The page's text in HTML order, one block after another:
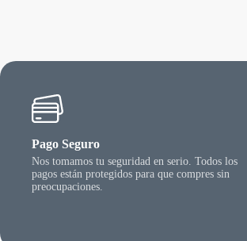
Pago Seguro
Nos tomamos tu seguridad en serio. Todos los
pagos están protegidos para que compres sin
preocupaciones.